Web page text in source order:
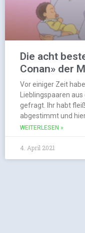
Die acht
Conan» der
Vor einiger Zeit
Lieblingspaaren
gefragt. Ihr habt
abgestimmt und
WEITERLESEN »
4. April 2021